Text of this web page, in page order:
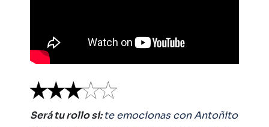
Será tu rollo si:te emocionas con Antoñito